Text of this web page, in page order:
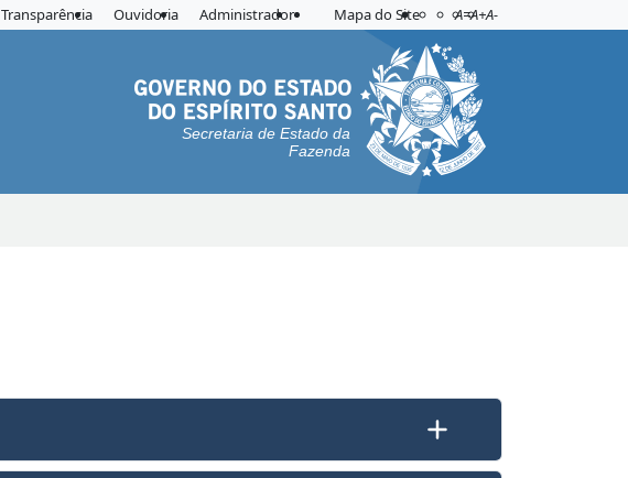
Transparência Ouvidoria Administrador Mapa do Site Acessibilidade
Aplicar contraste
A=A+A-
Secretaria de Estado da
Fazenda